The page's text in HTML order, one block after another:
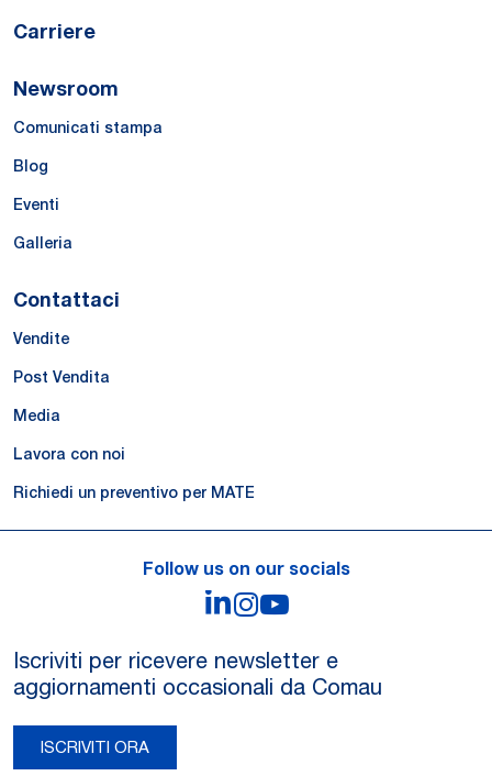
Carriere
Newsroom
Comunicati stampa
Blog
Eventi
Galleria
Contattaci
Vendite
Post Vendita
Media
Lavora con noi
Richiedi un preventivo per MATE
Follow us on our socials
LinkedIn
Instagram
Iscriviti per ricevere newsletter e
aggiornamenti occasionali da Comau
ISCRIVITI ORA